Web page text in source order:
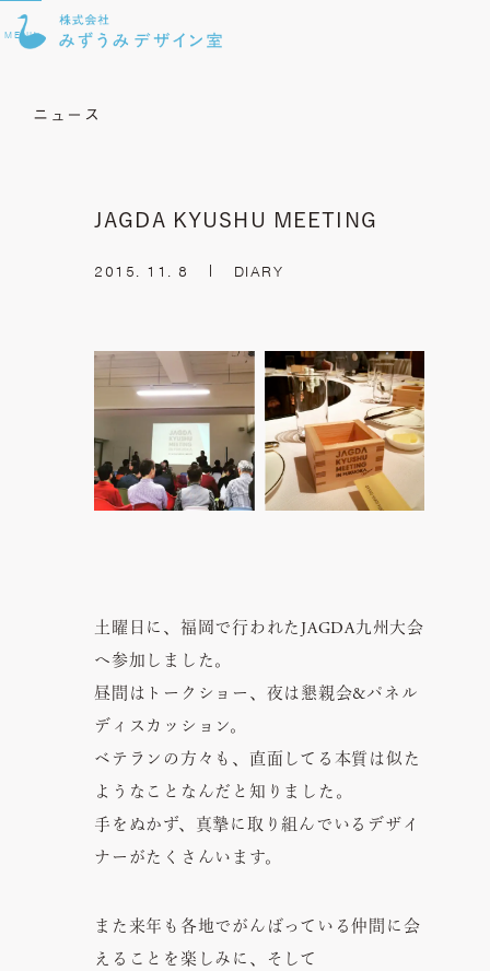
MENU
ニュース
JAGDA KYUSHU MEETING
2015. 11. 8 DIARY
土曜日に、福岡で行われたJAGDA九州大会
へ参加しました。
昼間はトークショー、夜は懇親会&パネル
ディスカッション。
ベテランの方々も、直面してる本質は似た
ようなことなんだと知りました。
手をぬかず、真摯に取り組んでいるデザイ
ナーがたくさんいます。
また来年も各地でがんばっている仲間に会
えることを楽しみに、そして